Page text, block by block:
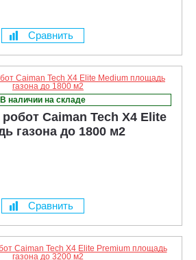
Сравнить
В наличии на складе
Caiman Tech X4 Elite
газона до 1800 м2
Сравнить